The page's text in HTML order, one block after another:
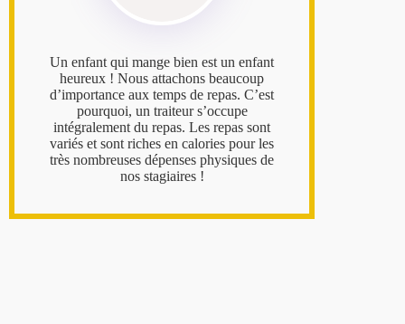
Un enfant qui mange bien est un enfant
heureux ! Nous attachons beaucoup
d’importance aux temps de repas. C’est
pourquoi, un traiteur s’occupe
intégralement du repas. Les repas sont
variés et sont riches en calories pour les
très nombreuses dépenses physiques de
nos stagiaires !